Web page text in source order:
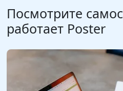
Посмотрите
работает Poster